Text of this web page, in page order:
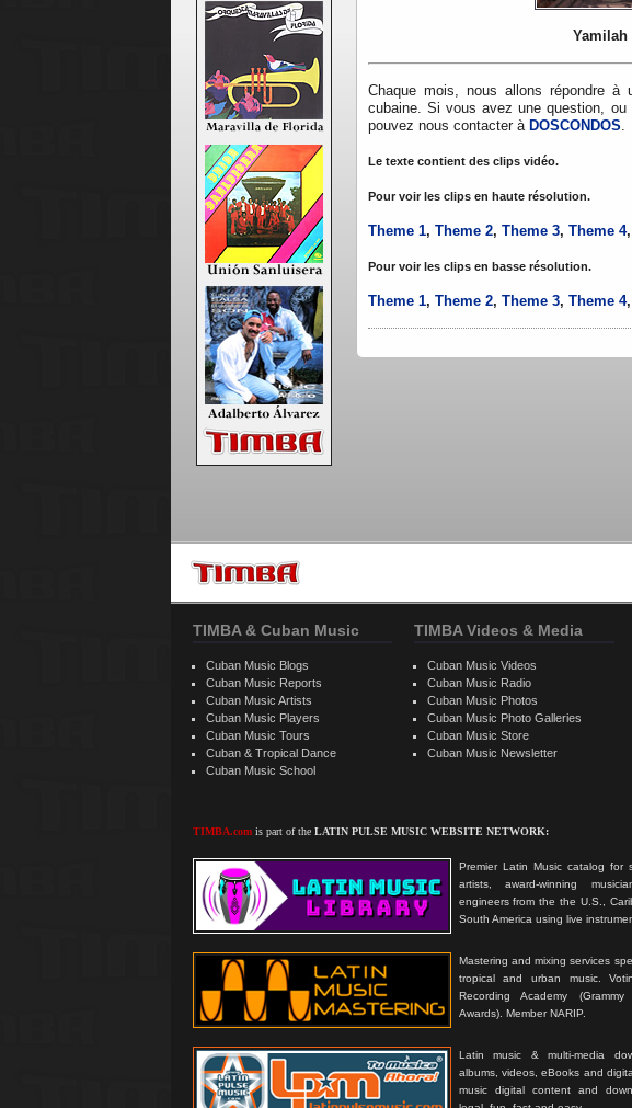
Yamilah
Chaque mois, nous allons répondre
cubaine. Si vous avez une question,
pouvez nous contacter à DOSCONDOS
Le texte contient des clips vidéo.
Pour voir les clips en haute résolution.
Theme 1, Theme 2, Theme 3, Theme 4,
Pour voir les clips en basse résolution.
Theme 1, Theme 2, Theme 3, Theme 4,
TIMBA & Cuban Music
Cuban Music Blogs
Cuban Music Reports
Cuban Music Artists
Cuban Music Players
Cuban Music Tours
Cuban & Tropical Dance
Cuban Music School
TIMBA.comis part of the LATIN PULSE MUSIC WEBSITE NETWORK:
Premier Latin Music catalog for
artists, award-winning
engineers from the the U.S.,
South America using live
Mastering and mixing services
tropical and urban music.
Recording Academy
Awards). Member NARIP.
Latin music & multi-media
albums, videos, eBooks and
music digital content and
TIMBA Videos & Media
Cuban Music Videos
Cuban Music Radio
Cuban Music Photos
Cuban Music Photo Galleries
Cuban Music Store
Cuban Music Newsletter